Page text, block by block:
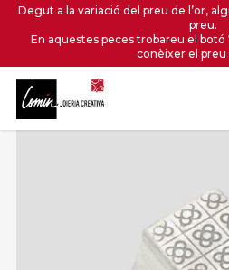
Skip
content
Degut a la variació del preu de l’or,
preu.
En aquestes peces trobareu el botó
conèixer el preu